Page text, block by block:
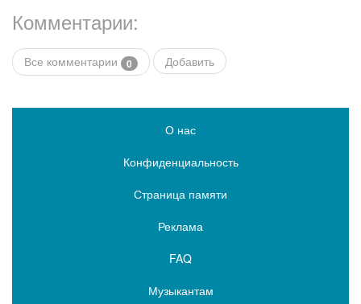
Комментарии:
Все комментарии 0 Добавить
О нас
Конфиденциальность
Страница памяти
Реклама
FAQ
Музыкантам